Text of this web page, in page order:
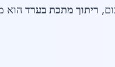
ריתוך מתכת בערד הוא